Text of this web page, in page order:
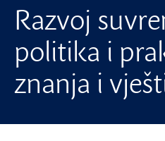
Razvoj
politika i
znanja i